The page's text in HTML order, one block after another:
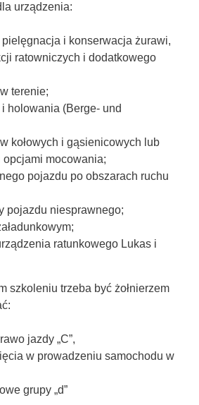
urządzenia:
i konserwacja żurawi,
ratowniczych i dodatkowego
terenie;
holowania (Berge- und
kołowych i gąsienicowych lub
opcjami mocowania;
pojazdu po obszarach ruchu
pojazdu niesprawnego;
ratunkowego Lukas i
szkoleniu trzeba być żołnierzem
jazdy „C”,
w prowadzeniu samochodu w
grupy „d”